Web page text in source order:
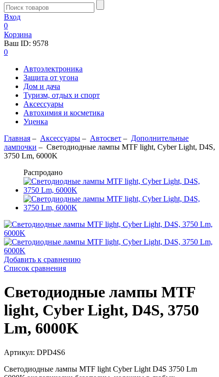
Вход
0
Корзина
Ваш ID: 9578
0
Автоэлектроника
Защита от угона
Дом и дача
Туризм, отдых и спорт
Аксессуары
Автохимия и косметика
Уценка
Главная – Аксессуары – Aвтосвет – Дополнительные
лампочки – Светодиодные лампы MTF light, Cyber Light, D4S,
3750 Lm, 6000K
Распродано
Добавить к сравнению
Список сравнения
Светодиодные лампы MTF
light, Cyber Light, D4S, 3750
Lm, 6000K
Артикул: DPD4S6
Светодиодные лампы MTF light Cyber Light D4S 3750 Lm